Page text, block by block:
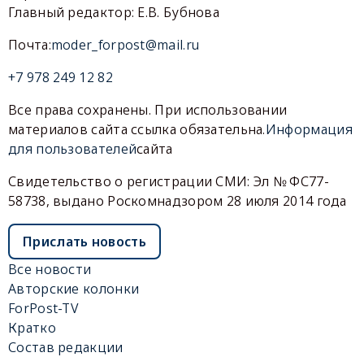
Главный редактор: Е.В. Бубнова
Почта:moder_forpost@mail.ru
+7 978 249 12 82
Все права сохранены. При использовании
материалов сайта ссылка обязательна.Информация
для пользователейсайта
Свидетельство о регистрации СМИ: Эл № ФС77-
58738, выдано Роскомнадзором 28 июля 2014 года
Прислать новость
Все новости
Авторские колонки
ForPost-TV
Кратко
Состав редакции